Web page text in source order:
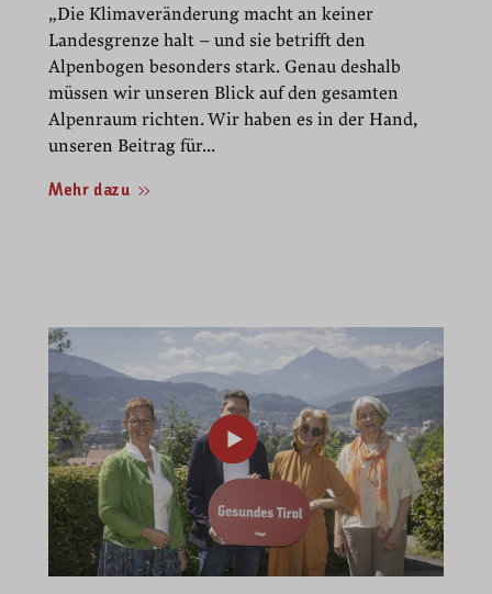
„Die Klimaveränderung macht an keiner
Landesgrenze halt – und sie betrifft den
Alpenbogen besonders stark. Genau deshalb
müssen wir unseren Blick auf den gesamten
Alpenraum richten. Wir haben es in der Hand,
unseren Beitrag für...
Mehr dazu